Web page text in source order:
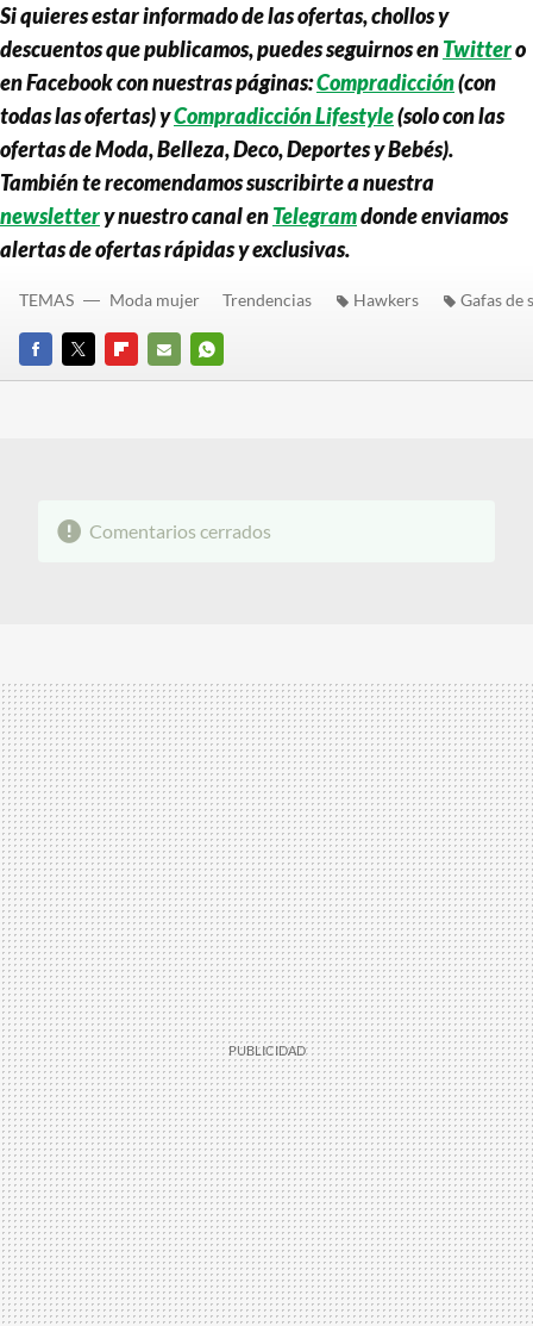
Si quieres estar informado de las ofertas, chollos y
descuentos que publicamos, puedes seguirnos enTwittero
en Facebook con nuestras páginas:Compradicción(con
todas las ofertas) yCompradicción Lifestyle(solo con las
ofertas de Moda, Belleza, Deco, Deportes y Bebés).
También te recomendamos suscribirte a nuestra
newslettery nuestro canal enTelegramdonde enviamos
alertas de ofertas rápidas y exclusivas.
FACEBOOK
TWITTERFLIPBOARD
E-
WHATSAPP
TEMAS Moda mujer Trendencias Hawkers Gafas de
Comentarios cerrados